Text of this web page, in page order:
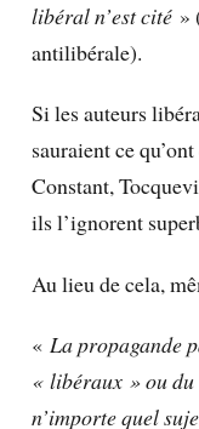
libéral n’est cité»
antilibérale).
Si les auteurs
sauraient ce
Constant,
ils l’ignorent
Au lieu de cela,
« La propagande
« libéraux » ou
n’importe quel